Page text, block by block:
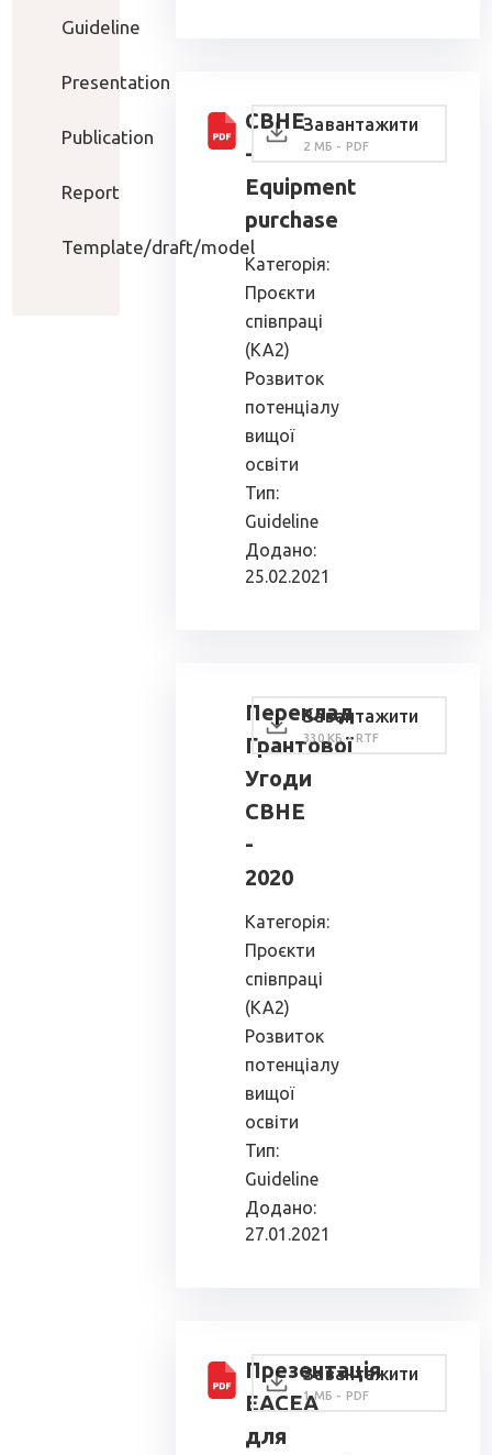
Guideline
Presentation
Publication
Report
Template/draft/model
CBHE
-
Equipment
purchase
Категорія:
Проєкти
співпраці
(КА2)
Розвиток
потенціалу
вищої
освіти
Тип:
Guideline
Додано:
25.02.2021
Завантажити
2 МБ - PDF
Переклад
Грантової
Угоди
СВНЕ
-
2020
Категорія:
Проєкти
співпраці
(КА2)
Розвиток
потенціалу
вищої
освіти
Тип:
Guideline
Додано:
27.01.2021
Завантажити
330 КБ - RTF
Презентація
ЕАСЕА
для
Завантажити
1 МБ - PDF